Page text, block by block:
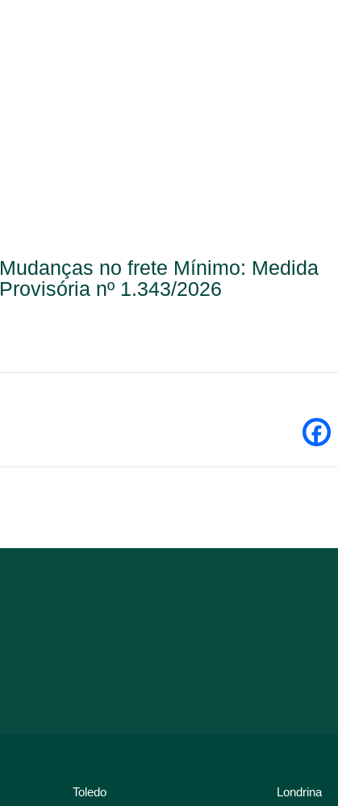
Mudanças no frete Mínimo: Medida
Provisória nº 1.343/2026
Toledo Londrina